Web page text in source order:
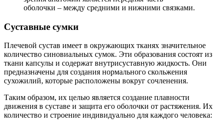
оболочки – между средними и нижними связками.
Суставные сумки
Плечевой сустав имеет в окружающих тканях значительное
количество синовиальных сумок. Эти образования состоят из
ткани капсулы и содержат внутрисуставную жидкость. Они
предназначены для создания нормального скольжения
сухожилий, которые расположены вокруг сочленения.
Таким образом, их целью является создание плавности
движения в суставе и защита его оболочки от растяжения. Их
количество и строение индивидуально для каждого человека: